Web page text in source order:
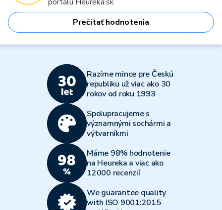
Prečítať hodnotenia
Razíme mince pre Českú
republiku už viac ako 30
rokov od roku 1993
Spolupracujeme s
významnými sochármi a
výtvarníkmi
Máme 98% hodnotenie
na Heureka a viac ako
12000 recenzií
We guarantee quality
with ISO 9001:2015